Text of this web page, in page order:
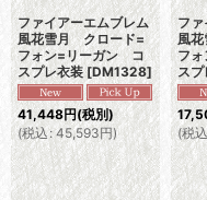
ファイアーエムブレム
風花雪月 クロード=
フォン=リーガン コ
スプレ衣装 [DM1328]
41,448円(税別)
(税込: 45,593円)
フ
風
フ
ス
(税込